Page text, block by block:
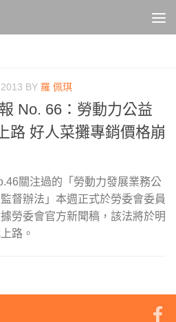
BY 羅 佩琪
No. 66：勞動力公益
路 好人菜攤專銷價格崩
關注過的「勞動力發展業務公
督辦法」本週正式於勞委會委員
勞委會官方新聞稿，該法將於明
路。